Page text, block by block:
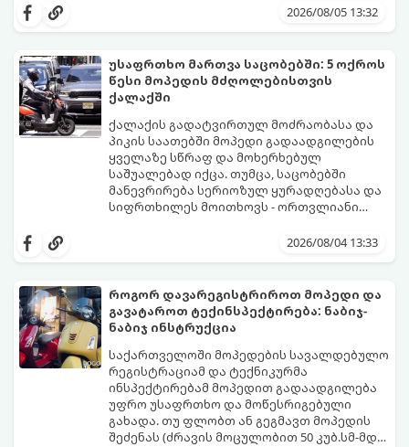
მიზეზები უმეტესად 4 ძირითად კვანძთან
როგორ მოვაგვაროთ ისინი.
2026/08/05 13:32
უსაფრთხო მართვა საცობებში: 5 ოქროს
წესი მოპედის მძღოლებისთვის
ქალაქში
ქალაქის გადატვირთულ მოძრაობასა და
პიკის საათებში მოპედი გადაადგილების
ყველაზე სწრაფ და მოხერხებულ
საშუალებად იქცა. თუმცა, საცობებში
მანევრირება სერიოზულ ყურადღებასა და
სიფრთხილეს მოითხოვს - ორთვლიანი
შედარებით ბევრად მოწყვლადია.
იყოს მშვიდი, სწრაფი და უსაფრთხო,
გაითვალისწინოს.
2026/08/04 13:33
როგორ დავარეგისტრიროთ მოპედი და
გავატაროთ ტექინსპექტირება: ნაბიჯ-
ნაბიჯ ინსტრუქცია
საქართველოში მოპედების სავალდებულო
რეგისტრაციამ და ტექნიკურმა
ინსპექტირებამ მოპედით გადაადგილება
უფრო უსაფრთხო და მოწესრიგებული
გახადა. თუ ფლობთ ან გეგმავთ მოპედის
შეძენას (ძრავის მოცულობით 50 კუბ.სმ-მდე